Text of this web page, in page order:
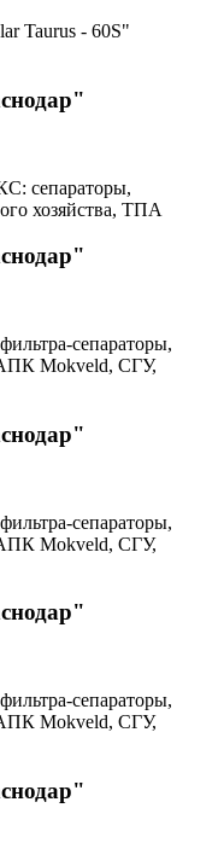
Taurus - 60S"
сепараторы,
хозяйства, ТПА
сепараторы,
Mokveld, СГУ,
сепараторы,
Mokveld, СГУ,
сепараторы,
Mokveld, СГУ,